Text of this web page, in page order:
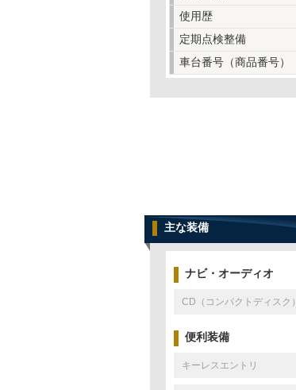
使用歴
定期点検整備
車台番号（商品番号）
主な装備
ナビ・オーディオ
CD（コンパクトディスク）
便利装備
キーレスエントリ